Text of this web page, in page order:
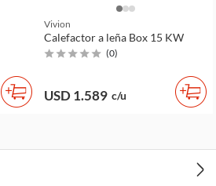
Vivion
Calefactor a leña Box 15 KW
(0)
USD 1.589 c/u